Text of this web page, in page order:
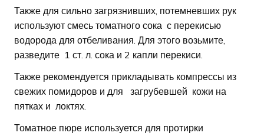
Также для сильно загрязнивших, потемневших рук
используют смесь томатного сока с перекисью
водорода для отбеливания. Для этого возьмите,
разведите 1 ст. л. сока и 2 капли перекиси.
Также рекомендуется прикладывать компрессы из
свежих помидоров и для загрубевшей кожи на
пятках и локтях.
Томатное пюре используется для протирки